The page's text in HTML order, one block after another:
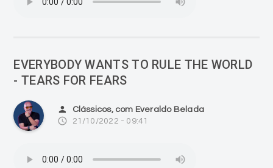
EVERYBODY WANTS TO RULE THE WORLD
- TEARS FOR FEARS
person Clássicos, com Everaldo Belada
access_time 21/10/2022 - 09:41